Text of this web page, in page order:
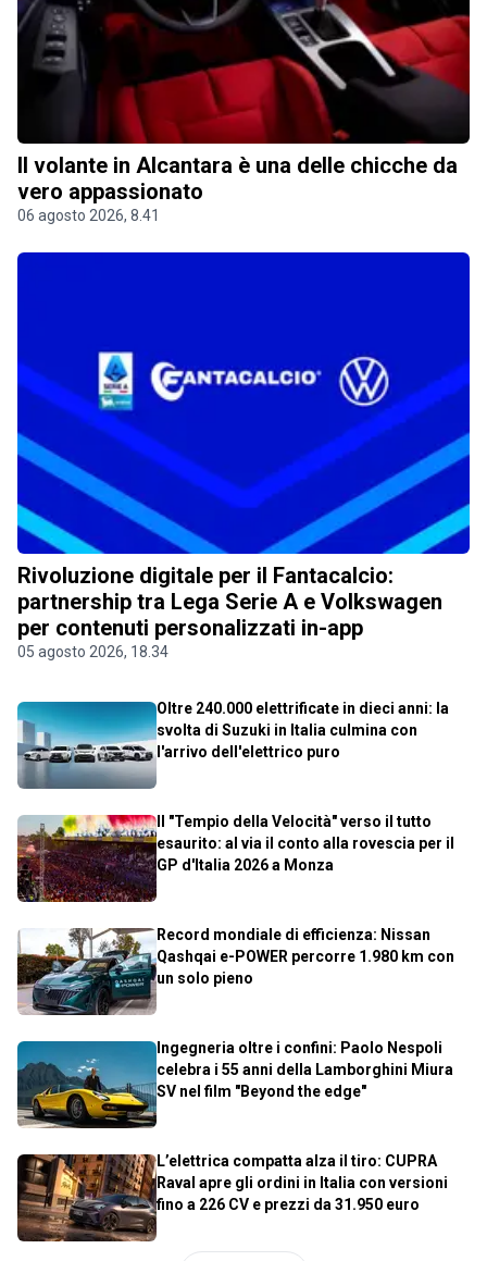
Il volante in Alcantara è una delle chicche da
vero appassionato
06 agosto 2026, 8.41
Rivoluzione digitale per il Fantacalcio:
partnership tra Lega Serie A e Volkswagen
per contenuti personalizzati in-app
05 agosto 2026, 18.34
Oltre 240.000 elettrificate in dieci anni: la
svolta di Suzuki in Italia culmina con
l'arrivo dell'elettrico puro
Il "Tempio della Velocità" verso il tutto
esaurito: al via il conto alla rovescia per il
GP d'Italia 2026 a Monza
Record mondiale di efficienza: Nissan
Qashqai e-POWER percorre 1.980 km con
un solo pieno
Ingegneria oltre i confini: Paolo Nespoli
celebra i 55 anni della Lamborghini Miura
SV nel film "Beyond the edge"
L’elettrica compatta alza il tiro: CUPRA
Raval apre gli ordini in Italia con versioni
fino a 226 CV e prezzi da 31.950 euro